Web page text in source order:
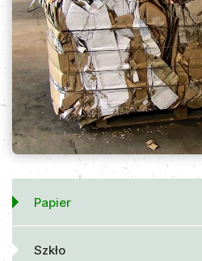
Papier
Szkło